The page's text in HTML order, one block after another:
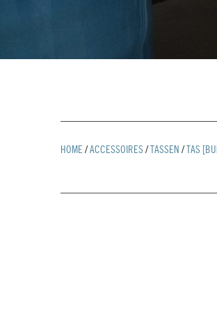
HOME / ACCESSOIRES / TASSEN / TAS